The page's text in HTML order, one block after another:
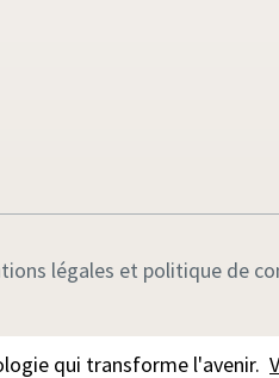
légales et politique de
qui transforme l'avenir.